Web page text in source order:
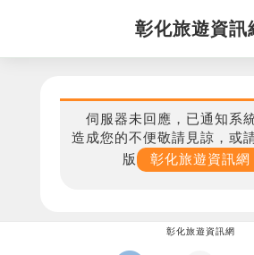
彰化旅遊資訊
伺服器未回應，已通知系
造成您的不便敬請見諒，或
版
彰化旅遊資訊網
彰化旅遊資訊網